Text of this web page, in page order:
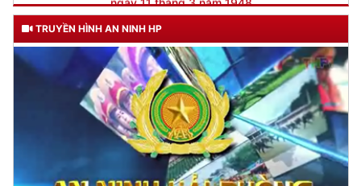
TRUYỀN HÌNH AN NINH HP